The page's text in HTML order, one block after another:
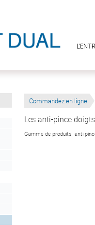
Commandez en ligne
Les anti-pince
Gamme de produits anti